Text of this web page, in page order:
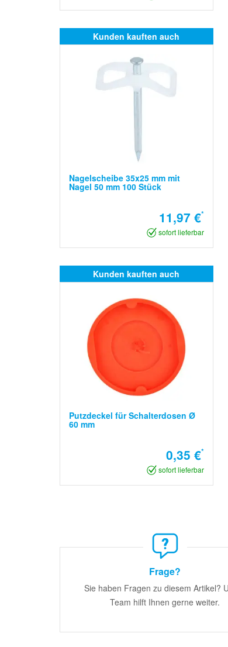
Kunden kauften auch
Nagelscheibe 35x25 mm mit
Nagel 50 mm 100 Stück
11,97 €*
sofort lieferbar
Kunden kauften auch
Putzdeckel für Schalterdosen Ø
60 mm
0,35 €*
sofort lieferbar
Frage?
Sie haben Fragen zu diesem Artikel?
Team hilft Ihnen gerne weiter.